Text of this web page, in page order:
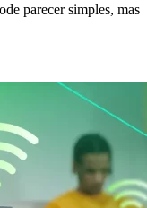
parecer simples, mas